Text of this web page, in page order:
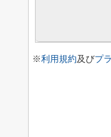
※利用規約及びプ